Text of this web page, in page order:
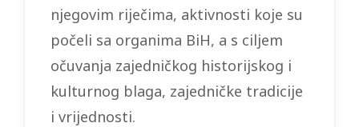
njegovim riječima, aktivnosti koje su
počeli sa organima BiH, a s ciljem
očuvanja zajedničkog historijskog i
kulturnog blaga, zajedničke tradicije
i vrijednosti.